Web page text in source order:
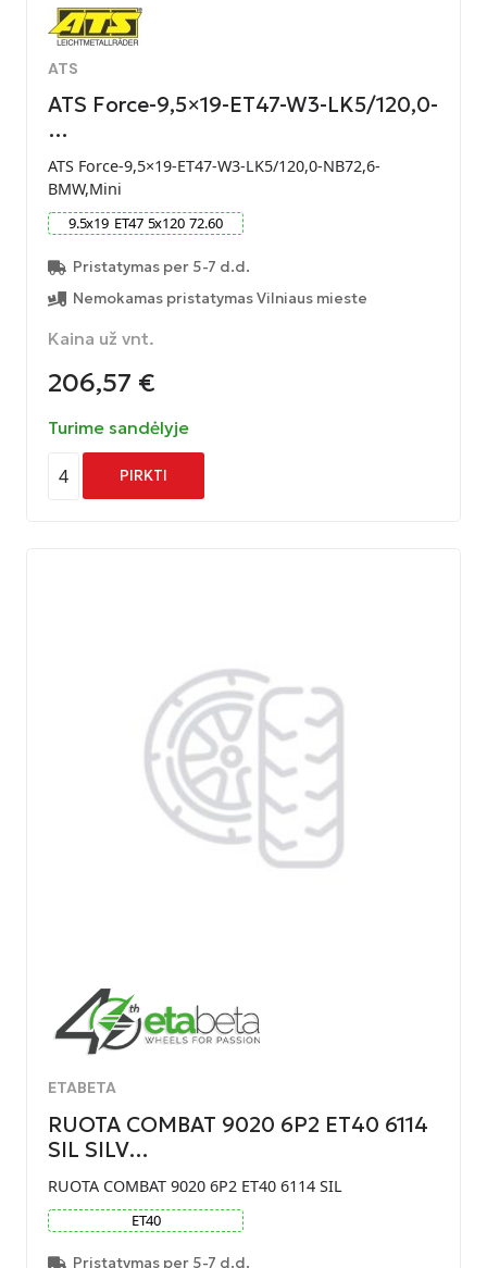
ATS
ATS Force-9,5×19-ET47-W3-LK5/120,0-
…
ATS Force-9,5×19-ET47-W3-LK5/120,0-NB72,6-
BMW,Mini
9.5x19 ET47 5x120 72.60
Pristatymas per 5-7 d.d.
Nemokamas pristatymas Vilniaus mieste
Kaina už vnt.
206,57 €
Turime sandėlyje
4 PIRKTI
ETABETA
RUOTA COMBAT 9020 6P2 ET40 6114
SIL SILV…
RUOTA COMBAT 9020 6P2 ET40 6114 SIL
ET40
Pristatymas per 5-7 d.d.